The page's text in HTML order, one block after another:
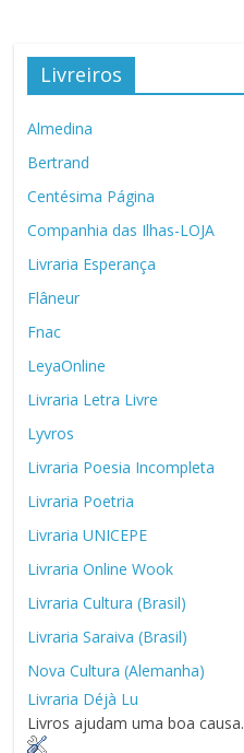
Livreiros
Almedina
Bertrand
Centésima Página
Companhia das Ilhas-LOJA
Livraria Esperança
Flâneur
Fnac
LeyaOnline
Livraria Letra Livre
Lyvros
Livraria Poesia Incompleta
Livraria Poetria
Livraria UNICEPE
Livraria Online Wook
Livraria Cultura (Brasil)
Livraria Saraiva (Brasil)
Nova Cultura (Alemanha)
Livraria Déjà Lu
Livros ajudam uma boa causa.